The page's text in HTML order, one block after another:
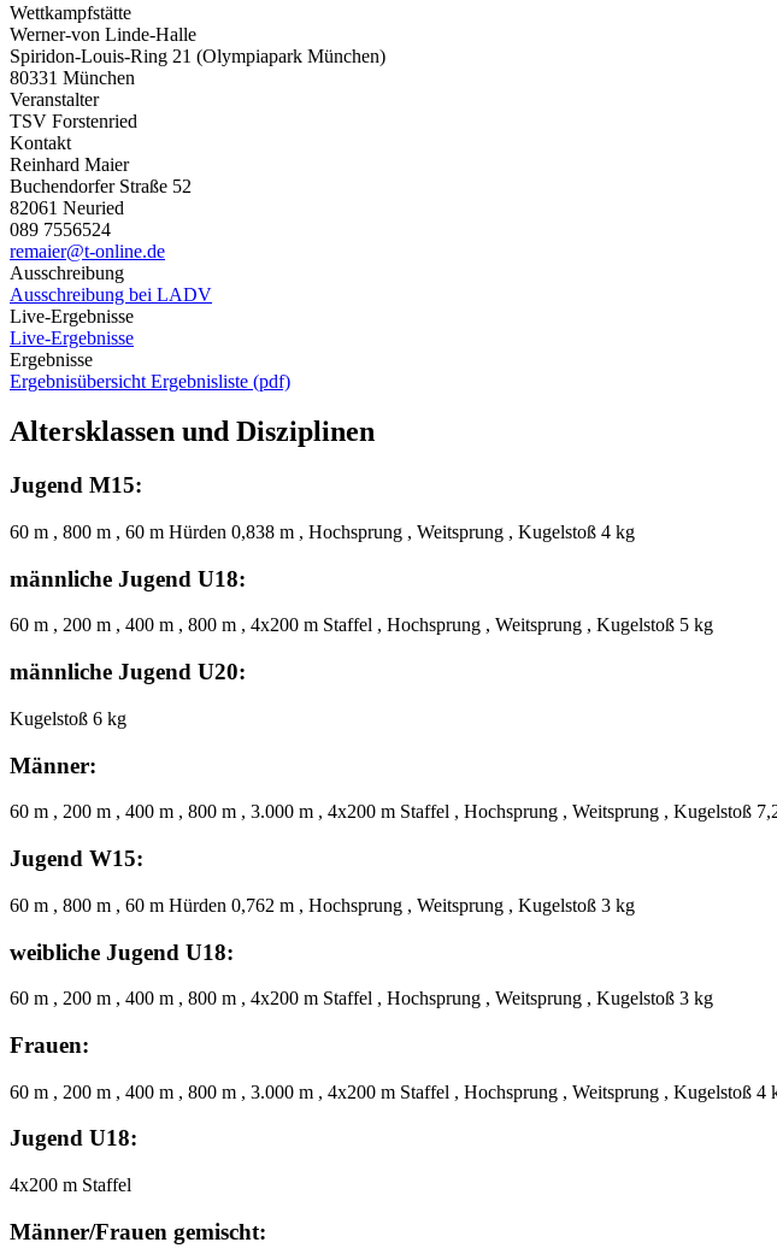
Wettkampfstätte
Werner-von Linde-Halle
Spiridon-Louis-Ring 21 (Olympiapark München)
80331 München
Veranstalter
TSV Forstenried
Kontakt
Reinhard Maier
Buchendorfer Straße 52
82061 Neuried
089 7556524
remaier@t-online.de
Ausschreibung
Ausschreibung bei LADV
Live-Ergebnisse
Live-Ergebnisse
Ergebnisse
Ergebnisübersicht Ergebnisliste (pdf)
Altersklassen und Disziplinen
Jugend M15:
60 m , 800 m , 60 m Hürden 0,838 m , Hochsprung , Weitsprung , Kugelstoß 4 kg
männliche Jugend U18:
60 m , 200 m , 400 m , 800 m , 4x200 m Staffel , Hochsprung , Weitsprung , Kugelstoß 5 kg
männliche Jugend U20:
Kugelstoß 6 kg
Männer:
60 m , 200 m , 400 m , 800 m , 3.000 m , 4x200 m Staffel , Hochsprung , Weitsprung , Kugelstoß
Jugend W15:
60 m , 800 m , 60 m Hürden 0,762 m , Hochsprung , Weitsprung , Kugelstoß 3 kg
weibliche Jugend U18:
60 m , 200 m , 400 m , 800 m , 4x200 m Staffel , Hochsprung , Weitsprung , Kugelstoß 3 kg
Frauen:
60 m , 200 m , 400 m , 800 m , 3.000 m , 4x200 m Staffel , Hochsprung , Weitsprung , Kugelstoß 4
Jugend U18:
4x200 m Staffel
Männer/Frauen gemischt: